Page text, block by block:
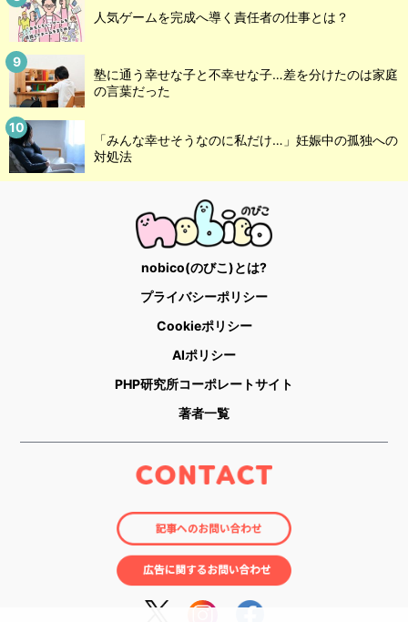
人気ゲームを完成へ導く責任者の仕事とは？
塾に通う幸せな子と不幸せな子…差を分けたのは家庭
の言葉だった
「みんな幸せそうなのに私だけ…」妊娠中の孤独への
対処法
nobico(のびこ)とは?
プライバシーポリシー
Cookieポリシー
AIポリシー
PHP研究所コーポレートサイト
著者一覧